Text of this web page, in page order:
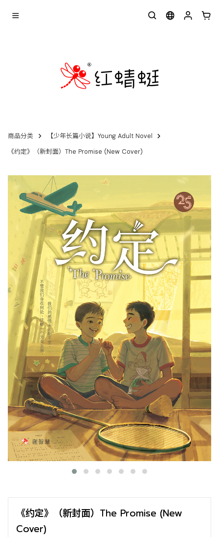
商品分类
【少年长篇小说】Young Adult Novel
《约定》（新封面）The Promise (New Cover)
《约定》（新封面）The Promise (New
Cover)